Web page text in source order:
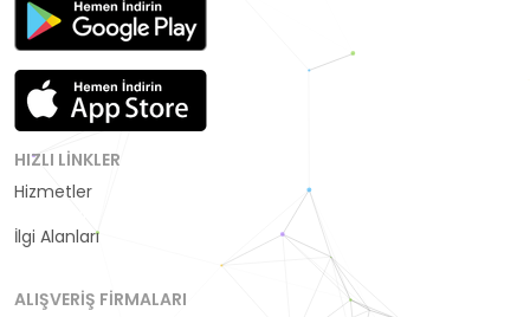
HIZLI LINKLER
Hizmetler
İlgi Alanları
ALIŞVERIŞ FIRMALARI